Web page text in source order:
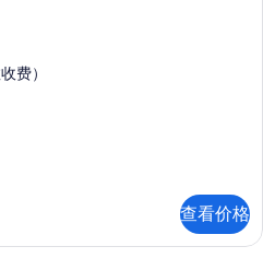
费）
查看价格